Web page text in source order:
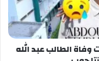
طلوع وغروب
بأن رمضان عبارة
المسلم من
الطالب عبد الله